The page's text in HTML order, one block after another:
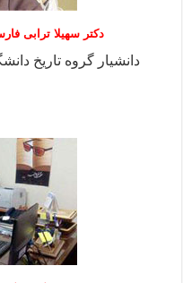
دکتر سهیلا ترابی
دانشیار گروه تاریخ